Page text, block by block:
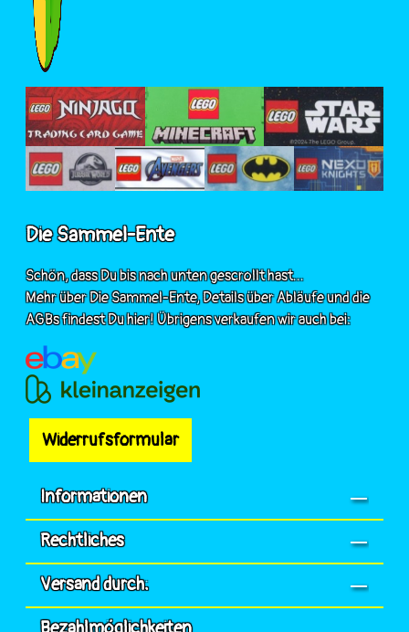
Die Sammel-Ente
Schön, dass Du bis nach unten gescrollt hast...
Mehr über Die Sammel-Ente, Details über Abläufe und die
AGBs findest Du hier! Übrigens verkaufen wir auch bei:
Widerrufsformular
Informationen
Rechtliches
Versand durch: